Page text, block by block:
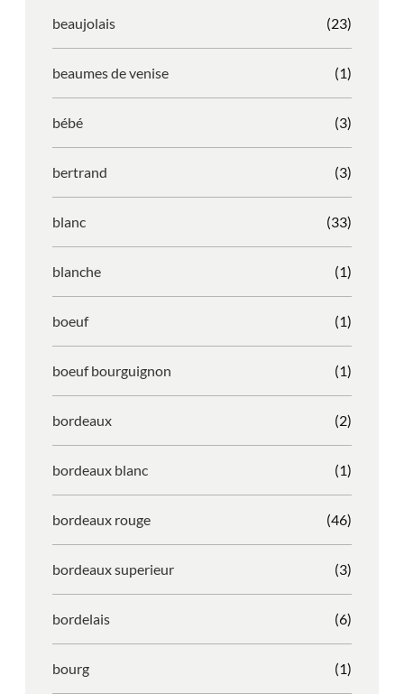
beaujolais (23)
beaumes de venise (1)
bébé (3)
bertrand (3)
blanc (33)
blanche (1)
boeuf (1)
boeuf bourguignon (1)
bordeaux (2)
bordeaux blanc (1)
bordeaux rouge (46)
bordeaux superieur (3)
bordelais (6)
bourg (1)